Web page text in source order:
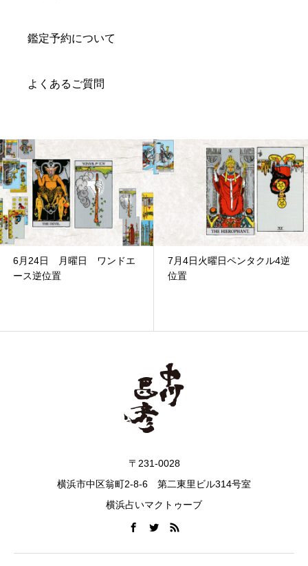
鑑定予約について
よくあるご質問
7月4日火曜日ペンタクル4逆
位置
3月10日 木曜日 ワンド4
逆位置
〒231-0028
横浜市中区翁町2-8-6 第二東里ビル314号室
横浜占いマクトゥーブ